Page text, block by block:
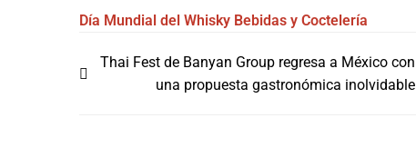
Día Mundial del Whisky Bebidas y Coctelería
Navegación
de
Thai Fest de Banyan Group regresa a México con
una propuesta gastronómica inolvidable